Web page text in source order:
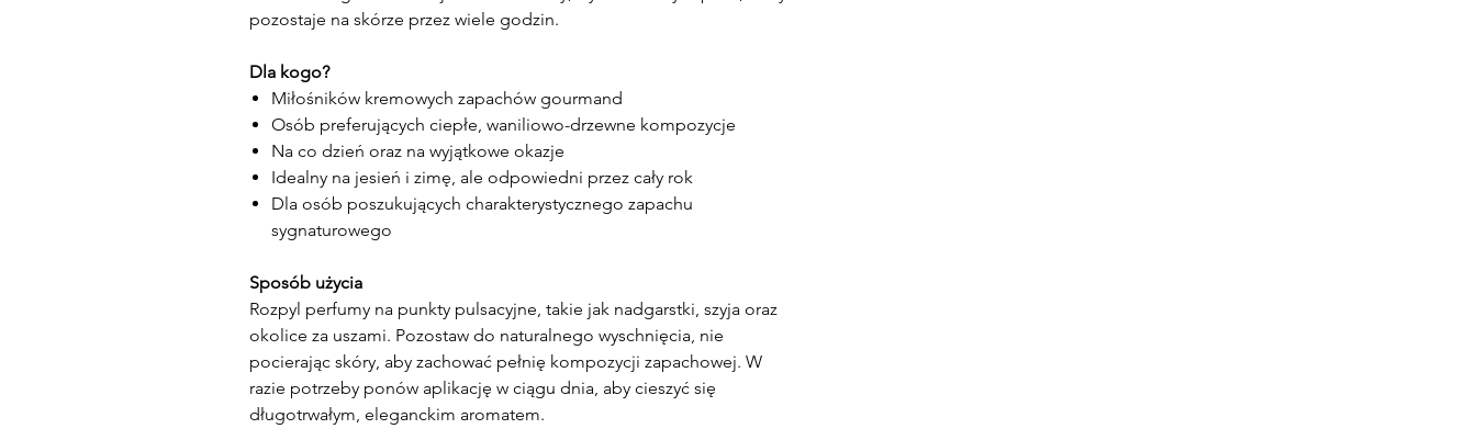
pozostaje na skórze przez wiele godzin.
Dla kogo?
Miłośników kremowych zapachów gourmand
Osób preferujących ciepłe, waniliowo-drzewne kompozycje
Na co dzień oraz na wyjątkowe okazje
Idealny na jesień i zimę, ale odpowiedni przez cały rok
Dla osób poszukujących charakterystycznego zapachu
sygnaturowego
Sposób użycia
Rozpyl perfumy na punkty pulsacyjne, takie jak nadgarstki, szyja oraz
okolice za uszami. Pozostaw do naturalnego wyschnięcia, nie
pocierając skóry, aby zachować pełnię kompozycji zapachowej. W
razie potrzeby ponów aplikację w ciągu dnia, aby cieszyć się
długotrwałym, eleganckim aromatem.